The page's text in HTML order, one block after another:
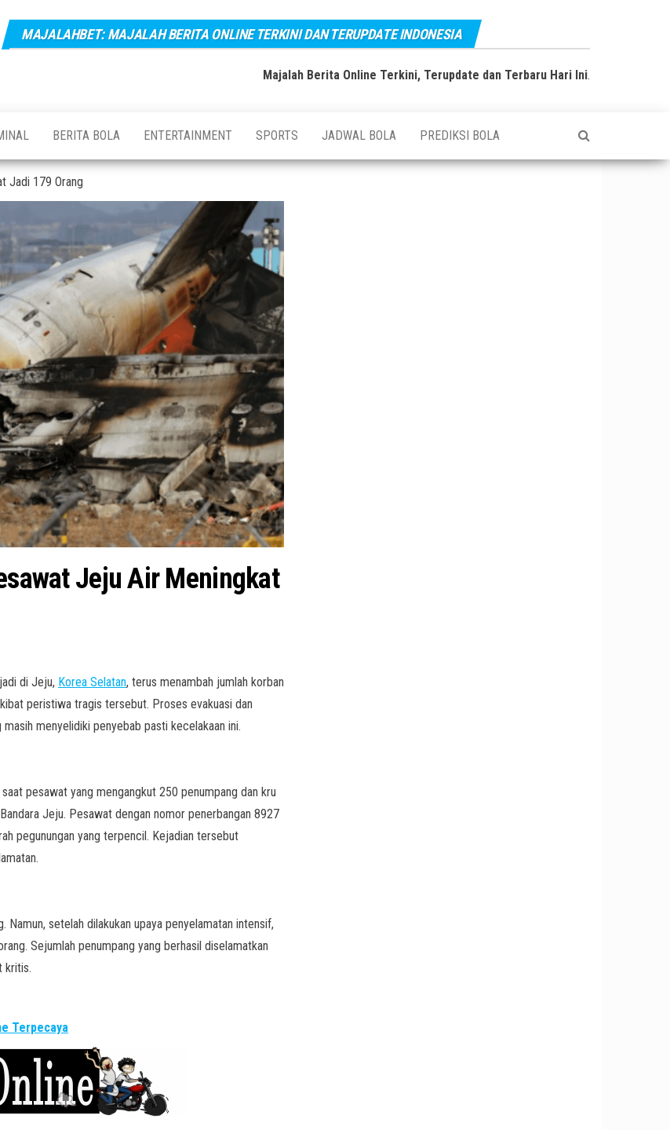
dan
MAJALAHBET: MAJALAH BERITA ONLINE TERKINI DAN TERUPDATE INDONESIA
Majalah Berita Online Terkini, Terupdate dan Terbaru Hari Ini.
BERITA BOLA ENTERTAINMENT SPORTS JADWAL BOLA PREDIKSI BOLA
Jadi 179 Orang
Jeju Air Meningkat
di Jeju, Korea Selatan, terus menambah jumlah korban
peristiwa tragis tersebut. Proses evakuasi dan
menyelidiki penyebab pasti kecelakaan ini.
pesawat yang mengangkut 250 penumpang dan kru
Jeju. Pesawat dengan nomor penerbangan 8927
pegunungan yang terpencil. Kejadian tersebut
setelah dilakukan upaya penyelamatan intensif,
Sejumlah penumpang yang berhasil diselamatkan
kritis.
Terpecaya